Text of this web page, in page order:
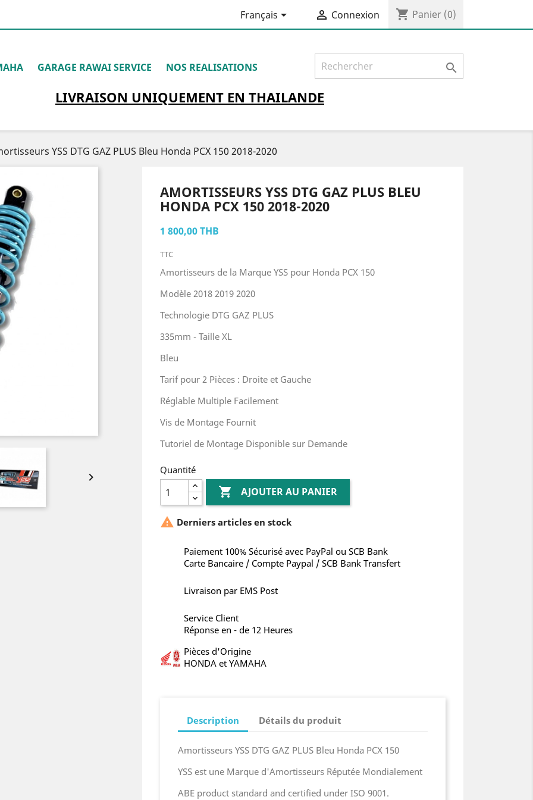
Français  Connexion shopping_cart Panier (0)
GARAGE RAWAI SERVICE NOS REALISATIONS 
LIVRAISON UNIQUEMENTEN THAILANDE
YSS DTG GAZ PLUS Bleu Honda PCX 150 2018-2020

AMORTISSEURS YSS DTG GAZ PLUS BLEU
HONDA PCX 150 2018-2020
1 800,00 THB
TTC
Amortisseurs de la Marque YSS pour Honda PCX 150
Modèle 2018 2019 2020
Technologie DTG GAZ PLUS
335mm - Taille XL
Bleu
Tarif pour 2 Pièces : Droite et Gauche
Réglable Multiple Facilement
Vis de Montage Fournit
Tutoriel de Montage Disponible sur Demande
Quantité
 AJOUTER AU PANIER
 Derniers articles en stock
Paiement 100% Sécurisé avec PayPal ou SCB Bank
Carte Bancaire / Compte Paypal / SCB Bank Transfert
Livraison par EMS Post
Service Client
Réponse en - de 12 Heures
Pièces d'Origine
HONDA et YAMAHA
Description Détails du produit
Amortisseurs YSS DTG GAZ PLUS Bleu Honda PCX 150
YSS est une Marque d'Amortisseurs Réputée Mondialement
ABE product standard and certified under ISO 9001.